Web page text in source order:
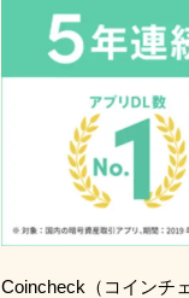
Coincheck（コインチ